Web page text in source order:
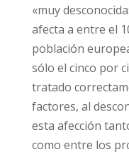
«muy
afecta a entre el
población
sólo el cinco por
tratado
factores, al
esta afección
como entre los